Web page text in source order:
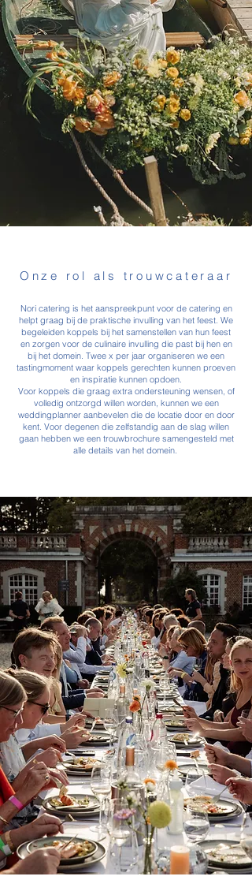
Onze rol als trouwcateraar
Nori catering is het aanspreekpunt voor de catering en
helpt graag bij de praktische invulling van het feest. We
begeleiden koppels bij het samenstellen van hun feest
en zorgen voor de culinaire invulling die past bij hen en
bij het domein. Twee x per jaar organiseren we een
tastingmoment waar koppels gerechten kunnen proeven
en inspiratie kunnen opdoen.
Voor koppels die graag extra ondersteuning wensen, of
volledig ontzorgd willen worden, kunnen we een
weddingplanner aanbevelen die de locatie door en door
kent. Voor degenen die zelfstandig aan de slag willen
gaan hebben we een trouwbrochure samengesteld met
alle details van het domein.